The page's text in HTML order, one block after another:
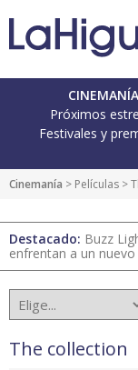
Próximos
Festivales y
Cinemanía > Películas >
Destacado: Buzz
enfrentan a un
The collection